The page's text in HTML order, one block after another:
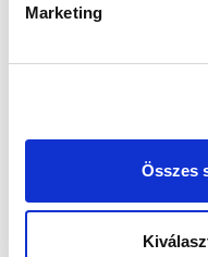
Marketing
Összes